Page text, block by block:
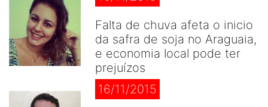
Falta de chuva afeta o inicio
da safra de soja no Araguaia,
e economia local pode ter
prejuízos
16/11/2015